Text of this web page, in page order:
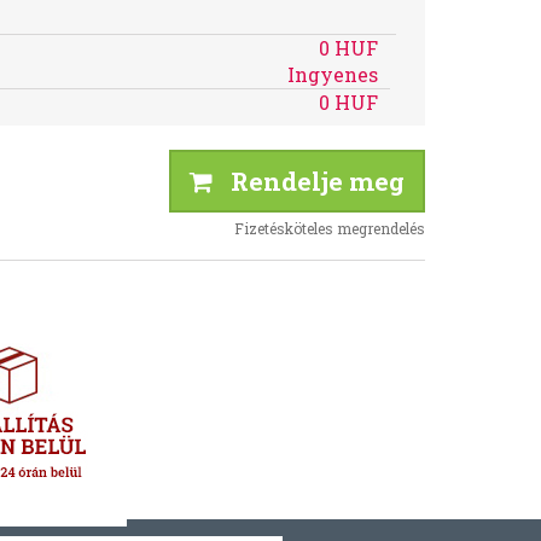
0 HUF
Ingyenes
0 HUF
Rendelje meg
Fizetésköteles megrendelés